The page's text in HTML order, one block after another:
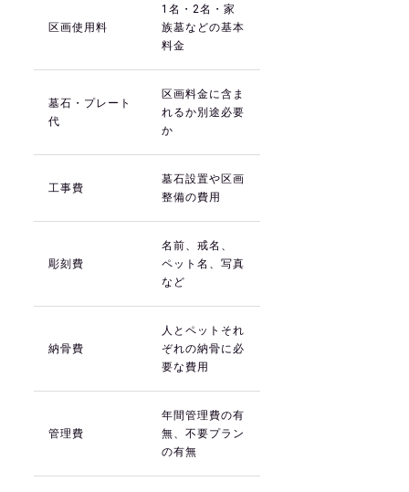
区画使用料
1名・2名・家
族墓などの基本
料金
墓石・プレート
代
区画料金に含ま
れるか別途必要
か
工事費
墓石設置や区画
整備の費用
彫刻費
名前、戒名、
ペット名、写真
など
納骨費
人とペットそれ
ぞれの納骨に必
要な費用
管理費
年間管理費の有
無、不要プラン
の有無